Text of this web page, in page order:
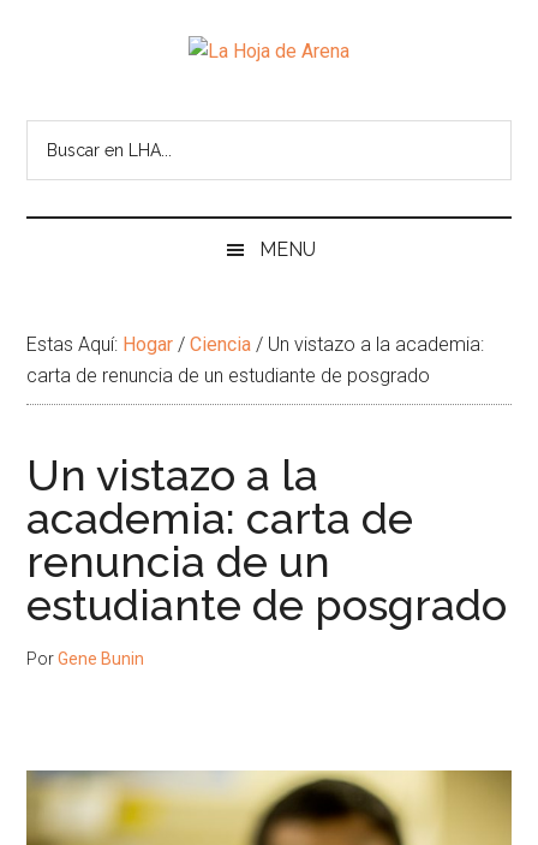
Lateral
paginaHoja
de
de
temas
MENU
Estas Aquí: Hogar / Ciencia / Un vistazo a la academia:
carta de renuncia de un estudiante de posgrado
Un vistazo a la
academia: carta de
renuncia de un
estudiante de posgrado
PorGene Bunin